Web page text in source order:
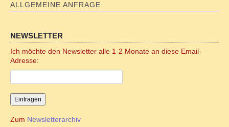
Mobiler Service
TERMINKALENDER
ALLGEMEINE ANFRAGE
NEWSLETTER
Ich möchte den Newsletter alle 1-2 Monate an diese Email-
Adresse:
Zum Newsletterarchiv